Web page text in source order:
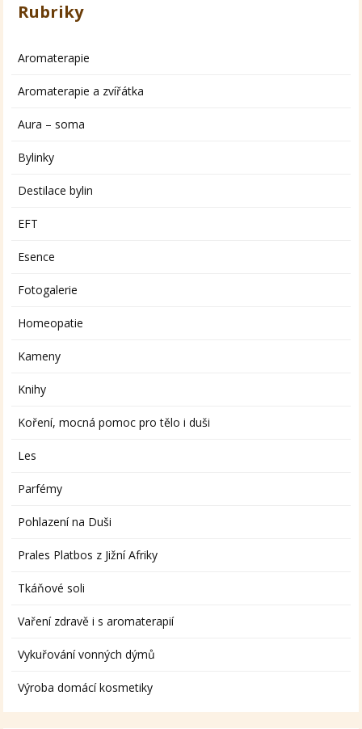
Rubriky
Aromaterapie
Aromaterapie a zvířátka
Aura – soma
Bylinky
Destilace bylin
EFT
Esence
Fotogalerie
Homeopatie
Kameny
Knihy
Koření, mocná pomoc pro tělo i duši
Les
Parfémy
Pohlazení na Duši
Prales Platbos z Jižní Afriky
Tkáňové soli
Vaření zdravě i s aromaterapií
Vykuřování vonných dýmů
Výroba domácí kosmetiky